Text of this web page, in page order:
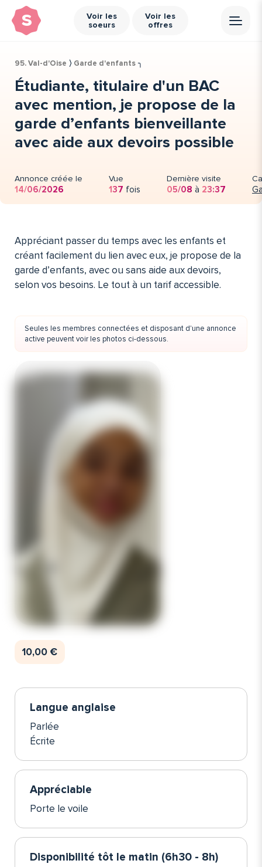
Voir les
soeurs
Voir les
offres
s
95. Val-d'Oise ⟩ Garde d'enfants ╮
Étudiante, titulaire d'un BAC
avec mention, je propose de la
garde d’enfants bienveillante
avec aide aux devoirs possible
Annonce créée le
14/06/2026
Vue
137 fois
Dernière visite
05/08 à 23:37
Appréciant passer du temps avec les enfants et
créant facilement du lien avec eux, je propose de la
garde d’enfants, avec ou sans aide aux devoirs,
selon vos besoins. Le tout à un tarif accessible.
Seules les membres connectées et disposant d'une annonce
active peuvent voir les photos ci-dessous.
10,00 €
Langue anglaise
Parlée
Écrite
Appréciable
Porte le voile
Disponibilité tôt le matin (6h30 - 8h)